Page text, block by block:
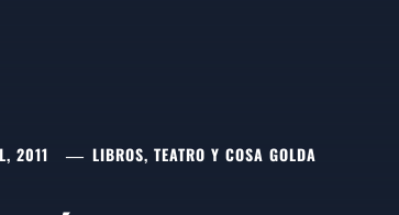
2011 LIBROS, TEATRO Y COSA GOLDA